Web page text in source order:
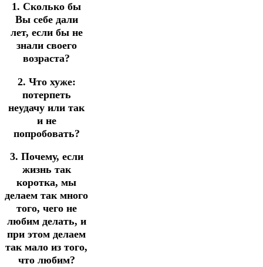
1. Сколько бы
Вы себе дали
лет, если бы не
знали своего
возраста?
2. Что хуже:
потерпеть
неудачу или так
и не
попробовать?
3. Почему, если
жизнь так
коротка, мы
делаем так много
того, чего не
любим делать, и
при этом делаем
так мало из того,
что любим?